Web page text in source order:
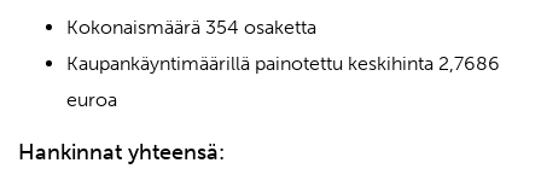
Kokonaismäärä 354 osaketta
Kaupankäyntimäärillä painotettu keskihinta 2,7686
euroa
Hankinnat yhteensä: